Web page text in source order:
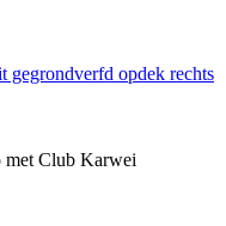
opdek rechts
met Club Karwei